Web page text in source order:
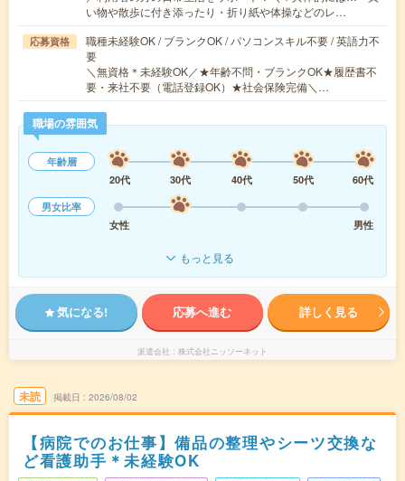
い物や散歩に付き添ったり・折り紙や体操などのレ…
応募資格
職種未経験OK / ブランクOK / パソコンスキル不要 / 英語力不
要
＼無資格＊未経験OK／★年齢不問・ブランクOK★履歴書不
要・来社不要（電話登録OK）★社会保険完備＼…
職場の雰囲気
年齢層
20代
30代 40代 50代
60代
男女比率
女性
男性
もっと見る
気になる! 応募へ進む 詳しく見る
派遣会社 株式会社ニッソーネット
未読 掲載日 2026/08/02
【病院でのお仕事】備品の整理やシーツ交換な
ど看護助手＊未経験OK